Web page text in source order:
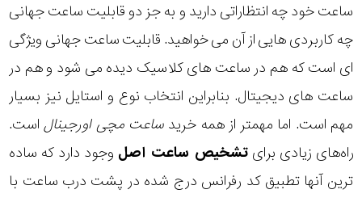
ساعت خود چه انتظاراتی دارید و به جز دو قابلیت ساعت جهانی
چه کاربردی هایی از آن می خواهید. قابلیت ساعت جهانی ویژگی
ای است که هم در ساعت های کلاسیک دیده می شود و هم در
ساعت های دیجیتال. بنابراین انتخاب نوع و استایل نیز بسیار
مهم است. اما مهمتر از همه خریدساعت مچی اورجینالاست.
راه‌های زیادی برایتشخیص ساعت اصل وجود دارد که ساده
ترین آنها تطبیق کد رفرانس درج شده در پشت درب ساعت با